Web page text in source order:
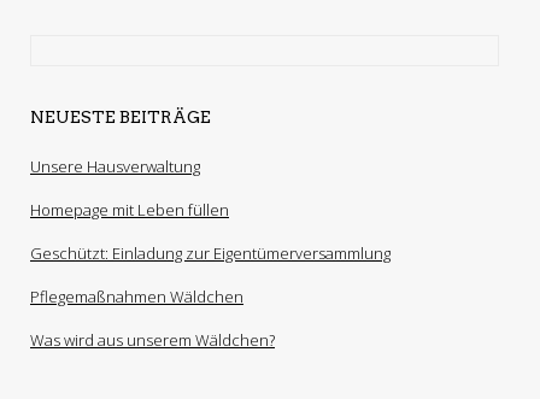
NEUESTE BEITRÄGE
Unsere Hausverwaltung
Homepage mit Leben füllen
Geschützt: Einladung zur Eigentümerversammlung
Pflegemaßnahmen Wäldchen
Was wird aus unserem Wäldchen?